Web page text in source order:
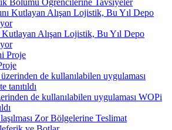
Kutlayan Alışan Lojistik, Bu Yıl Depo
de kullanılabilen uygulaması WOPi